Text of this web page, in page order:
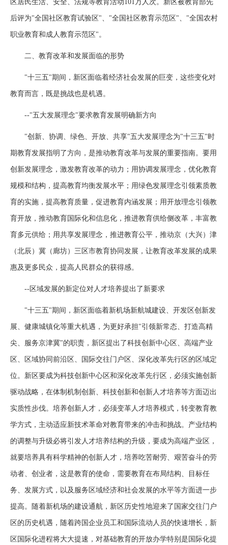
区居民生活、安全、法规等教育活动101万人次。新区被教育部先
后评为"全国社区教育试验区"、"全国社区教育示范区"、"全国农村
职业教育和成人教育示范区"。
二、教育改革和发展面临的形势
"十三五"期间，新区面临着经济社会发展的巨变，这些变化对
教育而言，既是挑战也是机遇。
--"五大发展理念"要求教育发展明确新方向
"创新、协调、绿色、开放、共享"五大发展理念为"十三五"时
期教育发展指明了方向，是推动教育改革与发展的重要指南。要用
创新发展理念，激发教育改革的动力；用协调发展理念，优化教育
规模和结构，提高教育均衡发展水平；用绿色发展理念引领素质教
育的实施，提高教育质量，促进教育内涵发展；用开放理念引领教
育开放，推动教育国际化和信息化，推进教育供给侧改革，丰富教
育多元供给；用共享发展理念，推进教育公平，推动京（大兴）津
（北辰）冀（廊坊）三区市教育协同发展，让教育改革发展的成果
惠及更多民众，提高人民群众的获得感。
--区域发展的新定位对人才培养提出了新要求
"十三五"期间，新区面临着新机场新航城建设、开发区创新发
展、健康城镇化等重大机遇，为更好承担"引领新常态、打造高精
尖、服务京津冀"的职责，新区提出了科技创新中心区、高端产业
区、区域协同前沿区、国际交往门户区、深化改革先行区的区域定
位。新区要成为科技创新中心区和深化改革先行区，必须实施创新
驱动战略，在体制机制创新、科技创新和创新人才培养等方面迈出
实质性步伐。培养创新人才，必须变革人才培养模式，转变教育教
学方式，主动适应新技术革命对教育带来的冲击和挑战。产业结构
的调整与升级必将引发人才培养结构的升级，要成为高端产业区，
就要培养具有科学精神的创新人才，培养吃苦耐劳、艰苦奋斗的劳
动者、创业者，这是教育的使命，需要教育在布局结构、目标任
务、发展方式，以及服务区域经济和社会发展的水平等方面进一步
提高。随着新机场的建设通航，新区历史性地迎来了国家交往门户
区的历史机遇，随着跨国企业员工和国际流动人员的快速增长，新
区国际化进程将大大提速，对基础教育的开放办学特别是国际化提